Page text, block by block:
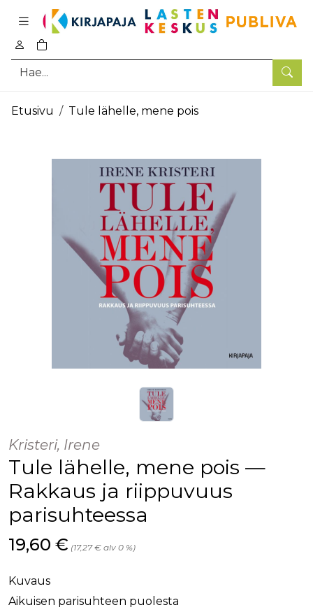
Hae
0
tuotetta ostoskorissa
Pääsisältö
Etusivu Tule lähelle, mene pois
Kristeri, Irene
Tule lähelle, mene pois —
Rakkaus ja riippuvuus
parisuhteessa
Hinta nyt
19,60 € (17,27 € alv 0 %)
Kuvaus
Aikuisen parisuhteen puolesta